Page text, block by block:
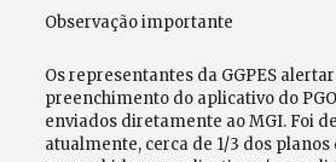
Observação importante
Os representantes da GGPES
preenchimento do aplicativo do
enviados diretamente ao MGI. Foi
atualmente, cerca de 1/3 dos